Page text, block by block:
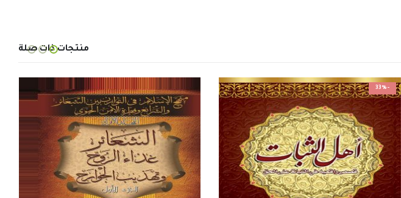
منتجات ذات صلة
-33%